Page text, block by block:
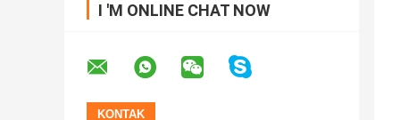
I 'M ONLINE CHAT NOW